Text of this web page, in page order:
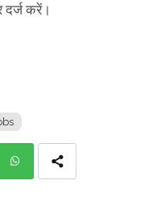
दर्ज करें।